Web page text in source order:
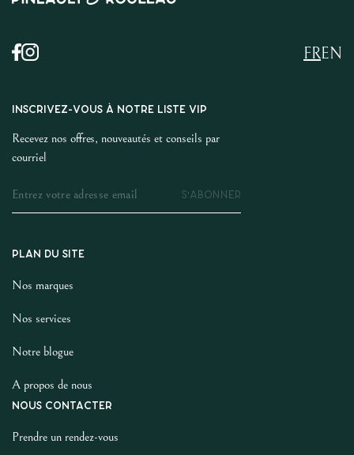
EN
FR
INSCRIVEZ-VOUS À NOTRE LISTE VIP
Recevez nos offres, nouveautés et conseils par
courriel
S'ABONNER
PLAN DU SITE
Nos marques
Nos services
Notre blogue
A propos de nous
NOUS CONTACTER
Prendre un rendez-vous